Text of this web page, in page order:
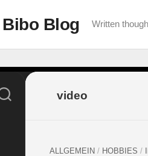
Bibo Blog Written
video
ALLGEMEIN / HOBBIES /